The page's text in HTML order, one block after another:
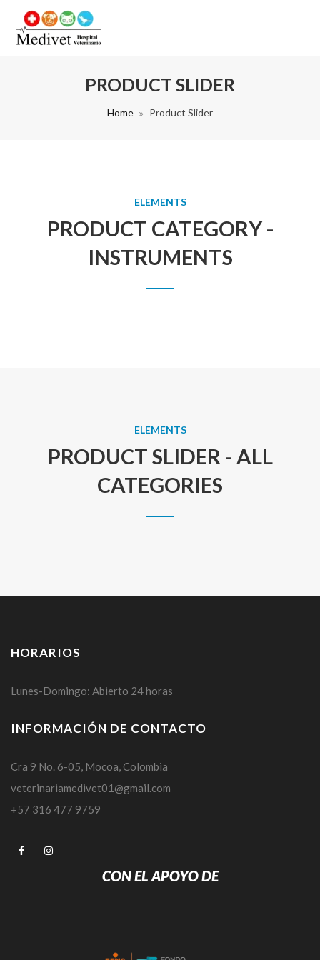
PRODUCT SLIDER
Home Product Slider
ELEMENTS
PRODUCT CATEGORY -
INSTRUMENTS
ELEMENTS
PRODUCT SLIDER - ALL
CATEGORIES
HORARIOS
Lunes-Domingo: Abierto 24 horas
INFORMACIÓN DE CONTACTO
Cra 9 No. 6-05, Mocoa, Colombia
veterinariamedivet01@gmail.com
+57 316 477 9759
CON EL APOYO DE